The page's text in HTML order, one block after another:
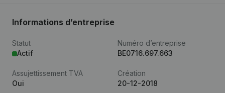
Informations d’entreprise
Statut
Actif
Numéro d’entreprise
BE0716.697.663
Assujettissement TVA
Oui
Création
20-12-2018